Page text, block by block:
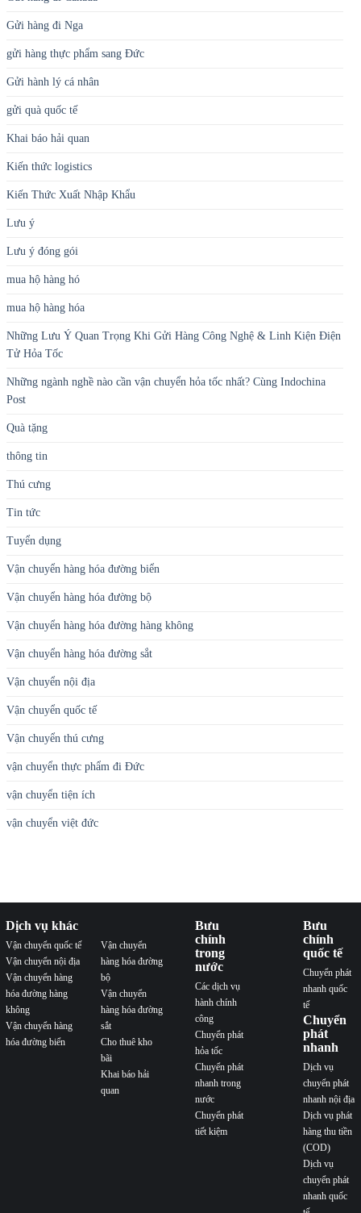
Gửi hàng đi Nga
gửi hàng thực phẩm sang Đức
Gửi hành lý cá nhân
gửi quà quốc tế
Khai báo hải quan
Kiến thức logistics
Kiến Thức Xuất Nhập Khẩu
Lưu ý
Lưu ý đóng gói
mua hộ hàng hó
mua hộ hàng hóa
Những Lưu Ý Quan Trọng Khi Gửi Hàng Công Nghệ & Linh Kiện Điện
Tử Hỏa Tốc
Những ngành nghề nào cần vận chuyển hỏa tốc nhất? Cùng Indochina
Post
Quà tặng
thông tin
Thú cưng
Tin tức
Tuyển dụng
Vận chuyển hàng hóa đường biển
Vận chuyển hàng hóa đường bộ
Vận chuyển hàng hóa đường hàng không
Vận chuyển hàng hóa đường sắt
Vận chuyển nội địa
Vận chuyển quốc tế
Vận chuyển thú cưng
vận chuyển thực phẩm đi Đức
vận chuyển tiện ích
vận chuyển việt đức
Dịch vụ khác
Vận chuyển quốc tế
Vận chuyển nội địa
Vận chuyển hàng
hóa đường hàng
không
Vận chuyển hàng
hóa đường biển
Vận chuyển
hàng hóa đường
bộ
Vận chuyển
hàng hóa đường
sắt
Cho thuê kho
bãi
Khai báo hải
quan
Bưu
chính
trong
nước
Các dịch vụ
hành chính
công
Chuyển phát
hỏa tốc
Chuyển phát
nhanh trong
nước
Chuyển phát
tiết kiệm
Bưu
chính
quốc tế
Chuyển phát
nhanh quốc
tế
Chuyển
phát
nhanh
Dịch vụ
chuyển phát
nhanh nội địa
Dịch vụ phát
hàng thu tiền
(COD)
Dịch vụ
chuyển phát
nhanh quốc